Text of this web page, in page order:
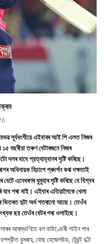
সূর্যবংশীয়ে এইবাৰৰ আই পি এলত নিজৰ
১৫ বছৰীয়া তৰুণ বেটাৰজনে নিজৰ
বাবে প্রত্যাহ্বানৰ সৃষ্টি কৰিছে।
অধিনায়ক হিচাপে প্ৰদৰ্শন কৰা দক্ষতাই
এনেধৰণৰ ধুমুহাৰ সৃষ্টি কৰিছে যে বিশ্বৰ
পৰা নাই। এইবাৰ এতিয়ালৈকে খেলা
ভিতৰত দুটা অর্ধ শতৰানো আছে। তেওঁৰ
ছয় তেওঁৰ বেটৰ পৰা ওলাইছে।
আৰম্ভণিতে বল বাউণ্ডেৰী লাইন পাৰ
বুমৰাহ, যোছ হেজেলউড, ট্রেন্ট ব'ল্ট